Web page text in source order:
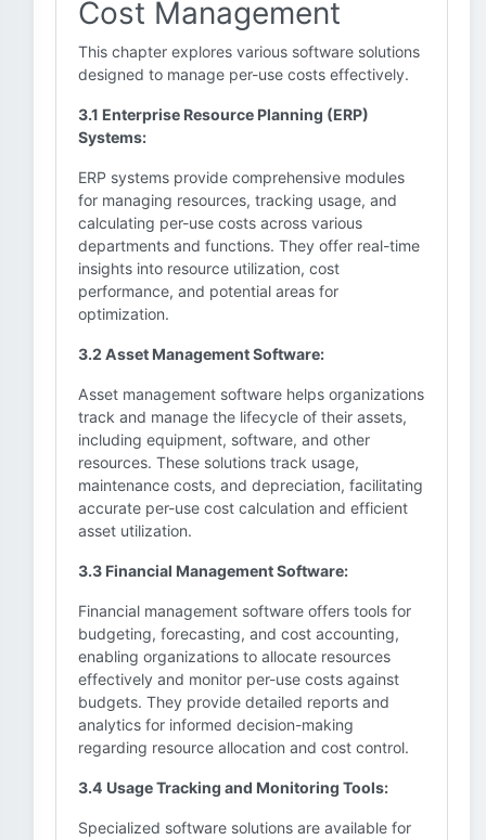
Cost Management
This chapter explores various software solutions
designed to manage per-use costs effectively.
3.1 Enterprise Resource Planning (ERP)
Systems:
ERP systems provide comprehensive modules
for managing resources, tracking usage, and
calculating per-use costs across various
departments and functions. They offer real-time
insights into resource utilization, cost
performance, and potential areas for
optimization.
3.2 Asset Management Software:
Asset management software helps organizations
track and manage the lifecycle of their assets,
including equipment, software, and other
resources. These solutions track usage,
maintenance costs, and depreciation, facilitating
accurate per-use cost calculation and efficient
asset utilization.
3.3 Financial Management Software:
Financial management software offers tools for
budgeting, forecasting, and cost accounting,
enabling organizations to allocate resources
effectively and monitor per-use costs against
budgets. They provide detailed reports and
analytics for informed decision-making
regarding resource allocation and cost control.
3.4 Usage Tracking and Monitoring Tools:
Specialized software solutions are available for